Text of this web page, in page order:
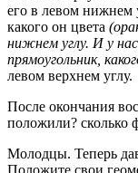
его в левом нижнем
какого он цвета
нижнем углу. И у
прямоугольник,
левом верхнем углу.
После окончания
положили? сколько
Молодцы. Теперь